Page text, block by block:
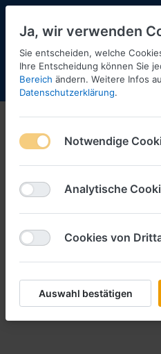
Menü Anmelden
Ja, wir verwenden
Sie entscheiden, welche
Ihre Entscheidung können Sie
Bereich ändern. Weitere Infos
Datenschutzerklärung.
Notwendige
Analytische
Cookies von
Auswahl bestätigen